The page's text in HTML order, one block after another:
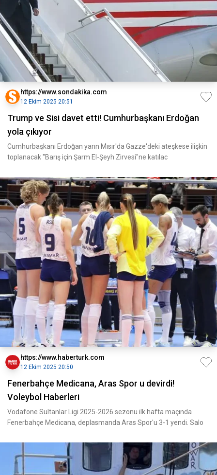
https://www.sondakika.com
12 Ekim 2025 20:51
Trump ve Sisi davet etti! Cumhurbaşkanı Erdoğan
yola çıkıyor
Cumhurbaşkanı Erdoğan yarın Mısır'da Gazze'deki ateşkese ilişkin
toplanacak "Barış için Şarm El-Şeyh Zirvesi"ne katılac
https://www.haberturk.com
12 Ekim 2025 20:50
Fenerbahçe Medicana, Aras Spor u devirdi!
Voleybol Haberleri
Vodafone Sultanlar Ligi 2025-2026 sezonu ilk hafta maçında
Fenerbahçe Medicana, deplasmanda Aras Spor'u 3-1 yendi. Salo